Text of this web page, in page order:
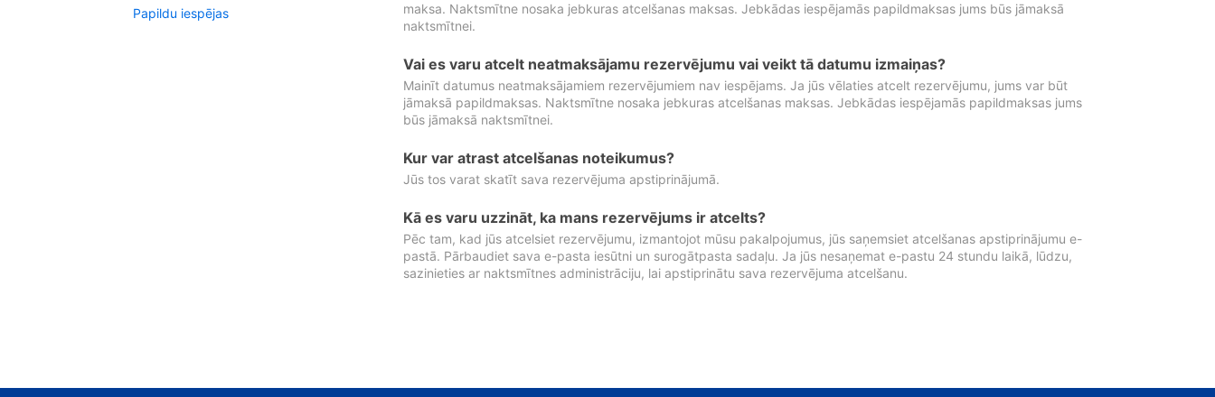
Papildu iespējas
maksa. Naktsmītne nosaka jebkuras atcelšanas maksas. Jebkādas iespējamās papildmaksas jums būs jāmaksā
naktsmītnei.
Vai es varu atcelt neatmaksājamu rezervējumu vai veikt tā datumu izmaiņas?
Mainīt datumus neatmaksājamiem rezervējumiem nav iespējams. Ja jūs vēlaties atcelt rezervējumu, jums var būt
jāmaksā papildmaksas. Naktsmītne nosaka jebkuras atcelšanas maksas. Jebkādas iespējamās papildmaksas jums
būs jāmaksā naktsmītnei.
Kur var atrast atcelšanas noteikumus?
Jūs tos varat skatīt sava rezervējuma apstiprinājumā.
Kā es varu uzzināt, ka mans rezervējums ir atcelts?
Pēc tam, kad jūs atcelsiet rezervējumu, izmantojot mūsu pakalpojumus, jūs saņemsiet atcelšanas apstiprinājumu e-
pastā. Pārbaudiet sava e-pasta iesūtni un surogātpasta sadaļu. Ja jūs nesaņemat e-pastu 24 stundu laikā, lūdzu,
sazinieties ar naktsmītnes administrāciju, lai apstiprinātu sava rezervējuma atcelšanu.